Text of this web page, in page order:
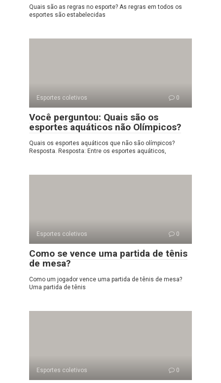
Quais são as regras no esporte? As regras em todos os
esportes são estabelecidas
Esportes coletivos 0
Você perguntou: Quais são os
esportes aquáticos não Olímpicos?
Quais os esportes aquáticos que não são olímpicos?
Resposta. Resposta: Entre os esportes aquáticos,
Esportes coletivos 0
Como se vence uma partida de tênis
de mesa?
Como um jogador vence uma partida de tênis de mesa?
Uma partida de tênis
Esportes coletivos 0